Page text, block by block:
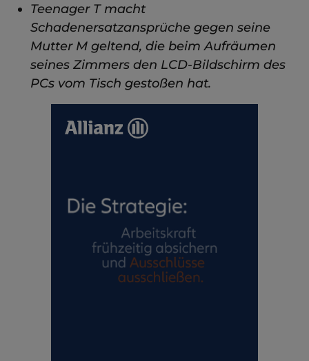
Teenager T macht
Schadenersatzansprüche gegen seine
Mutter M geltend, die beim Aufräumen
seines Zimmers den LCD-Bildschirm des
PCs vom Tisch gestoßen hat.